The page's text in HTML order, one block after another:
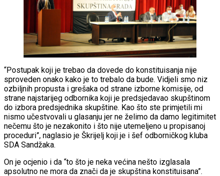
“Postupak koji je trebao da dovede do konstituisanja nije
sproveden onako kako je to trebalo da bude. Vidjeli smo niz
ozbiljnih propusta i grešaka od strane izborne komisije, od
strane najstarijeg odbornika koji je predsjedavao skupštinom
do izbora predsjednika skupštine. Kao što ste primjetili mi
nismo učestvovali u glasanju jer ne želimo da damo legitimitet
nečemu što je nezakonito i što nije utemeljeno u propisanoj
proceduri”, naglasio je Škrijelj koji je i šef odborničkog kluba
SDA Sandžaka.
On je ocjenio i da “to što je neka većina nešto izglasala
apsolutno ne mora da znači da je skupština konstituisana”.